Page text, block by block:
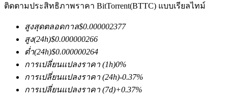
TradFi
อนุพันธ์ของหุ้น ฟอเร็กซ์ โลหะมีค่า และสินค้าโภคภัณฑ์
ติดตามประสิทธิภาพราคา BitTorrent(BTTC) แบบเรียลไทม์
สูงสุดตลอดกาล$0.000002377
สูง(24h)$0.000000266
ต่ำ(24h)$0.000000264
การเปลี่ยนแปลงราคา (1h)0%
การเปลี่ยนแปลงราคา (24h)-0.37%
การเปลี่ยนแปลงราคา (7d)+0.37%